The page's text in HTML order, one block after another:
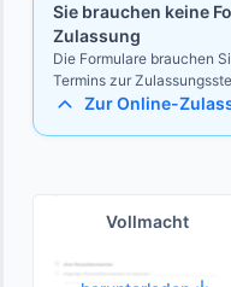
Sie brauchen keine
Zulassung
Die Formulare brauchen
Termins zur
Zur Online-
Vollmacht